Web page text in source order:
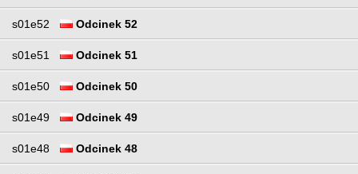
s01e52 Odcinek 52
s01e51 Odcinek 51
s01e50 Odcinek 50
s01e49 Odcinek 49
s01e48 Odcinek 48